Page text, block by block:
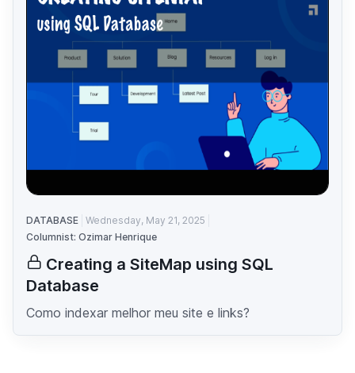
DATABASE Wednesday, May 21, 2025
Columnist: Ozimar Henrique
Creating a SiteMap using SQL
Database
Como indexar melhor meu site e links?